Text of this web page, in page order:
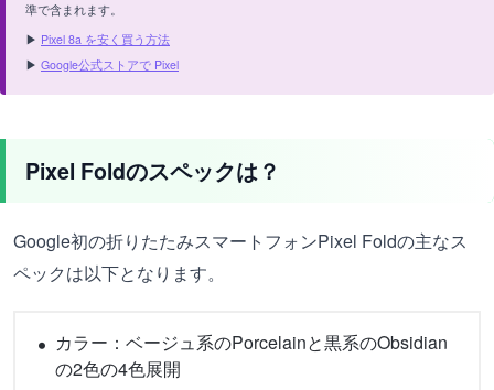
準で含まれます。
▶ Pixel 8a を安く買う方法
▶ Google公式ストアで Pixel
Pixel Foldのスペックは？
Google初の折りたたみスマートフォンPixel Foldの主なス
ペックは以下となります。
カラー：ベージュ系のPorcelainと黒系のObsidian
の2色の4色展開